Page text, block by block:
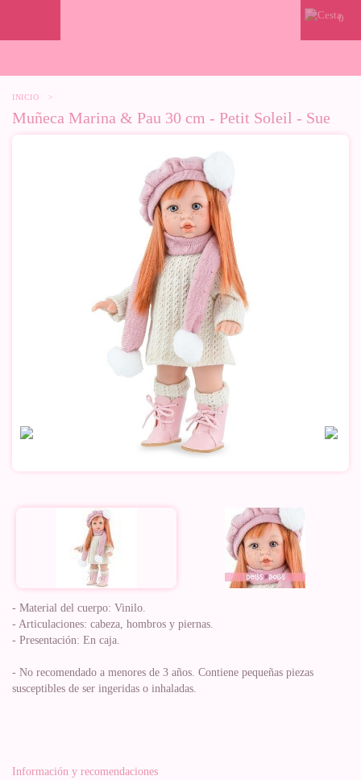
0
INICIO >
Muñeca Marina & Pau 30 cm - Petit Soleil - Sue
- Material del cuerpo: Vinilo.
- Articulaciones: cabeza, hombros y piernas.
- Presentación: En caja.
- No recomendado a menores de 3 años. Contiene pequeñas piezas
susceptibles de ser ingeridas o inhaladas.
Información y recomendaciones